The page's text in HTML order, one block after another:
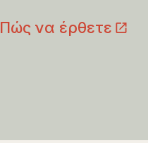
Πώς να έρθετε